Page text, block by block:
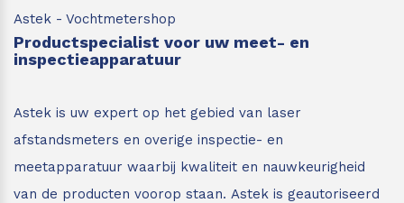
Astek - Vochtmetershop
Productspecialist voor uw meet- en
inspectieapparatuur
Astek is uw expert op het gebied van laser
afstandsmeters en overige inspectie- en
meetapparatuur waarbij kwaliteit en nauwkeurigheid
van de producten voorop staan. Astek is geautoriseerd